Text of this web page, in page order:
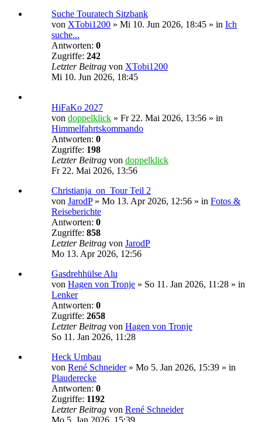
Suche Touratech Sitzbank
von XTobi1200 » Mi 10. Jun 2026, 18:45 » in Ich
suche...
Antworten: 0
Zugriffe: 242
Letzter Beitrag von XTobi1200
Mi 10. Jun 2026, 18:45
HiFaKo 2027
von doppelklick » Fr 22. Mai 2026, 13:56 » in
Himmelfahrtskommando
Antworten: 0
Zugriffe: 198
Letzter Beitrag von doppelklick
Fr 22. Mai 2026, 13:56
Christianja_on_Tour Teil 2
von JarodP» Mo 13. Apr 2026, 12:56 » in Fotos &
Reiseberichte
Antworten: 0
Zugriffe: 858
Letzter Beitrag von JarodP
Mo 13. Apr 2026, 12:56
Gasdrehhülse Alu
von Hagen von Tronje » So 11. Jan 2026, 11:28 » in
Lenker
Antworten: 0
Zugriffe: 2658
Letzter Beitrag von Hagen von Tronje
So 11. Jan 2026, 11:28
Heck Umbau
von René Schneider» Mo 5. Jan 2026, 15:39 » in
Plauderecke
Antworten: 0
Zugriffe: 1192
Letzter Beitrag von René Schneider